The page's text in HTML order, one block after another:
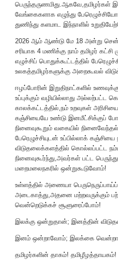
பெருந்தருணமிது.ஆகவே,தமிழர்கள்
வேங்கைகளாக எழுந்து
துணிந்து களமாட இந்நாளில்
2026 ஆம் ஆண்டு மே 18 அன்று
சரியாக 4 மணிக்கு நாம் தமிழர்
எழுச்சிப் பொதுக்கூட்டத்தில்
உலகத்தமிழர்களுக்கு அறைகூவல்
ஈழப்போரின் இறுதிநாட்களில்
உப்புக்கும் வழியில்லாது அல்லற்பட்ட
காலக்கட்டத்தில்,நம் உறவுகள்
கஞ்சியையே உண்டு இனமீட்சிக்குப்
நினைவுகூறும் வகையில்
பேரெழுச்சியுடன் உப்பில்லாக்
விடுதலைக்களத்தில் கொல்லப்பட்ட
நினைவுகூர்ந்து,அவர்கள் பட்ட
மறைமலைநகரில் ஒன்றுகூடுவோம்!
உள்ளத்தில் அணையா
அடைகாத்து,அதனை மற்றவருக்கும்
வென்றெடுக்கச் சூளுரைப்போம்!
இலக்கு ஒன்றுதான்; இனத்தின்
இனம் ஒன்றாவோம்; இலக்கை
தமிழர்களின் தாகம்! தமிழீழத்தாயகம்!